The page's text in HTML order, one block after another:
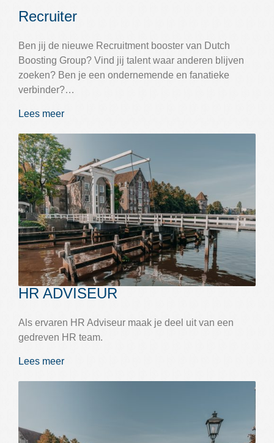
Recruiter
Ben jij de nieuwe Recruitment booster van Dutch
Boosting Group? Vind jij talent waar anderen blijven
zoeken? Ben je een ondernemende en fanatieke
verbinder?…
Lees meer
HR ADVISEUR
Als ervaren HR Adviseur maak je deel uit van een
gedreven HR team.
Lees meer